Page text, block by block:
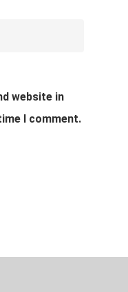
website in
I comment.